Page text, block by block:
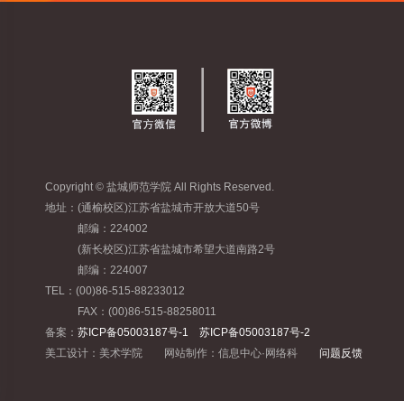
Copyright © 盐城师范学院 All Rights Reserved.
地址：(通榆校区)江苏省盐城市开放大道50号
邮编：224002
(新长校区)江苏省盐城市希望大道南路2号
邮编：224007
TEL：(00)86-515-88233012
FAX：(00)86-515-88258011
备案： 苏ICP备05003187号-1 苏ICP备05003187号-2
美工设计：美术学院 网站制作：信息中心·网络科 问题反馈